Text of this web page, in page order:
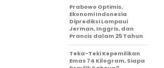
Prabowo Optimis,
Ekonomi Indonesia
Diprediksi Lampaui
Jerman, Inggris, dan
Prancis dalam 25 Tahun
Teka-Teki Kepemilikan
Emas 74 Kilogram, Siapa